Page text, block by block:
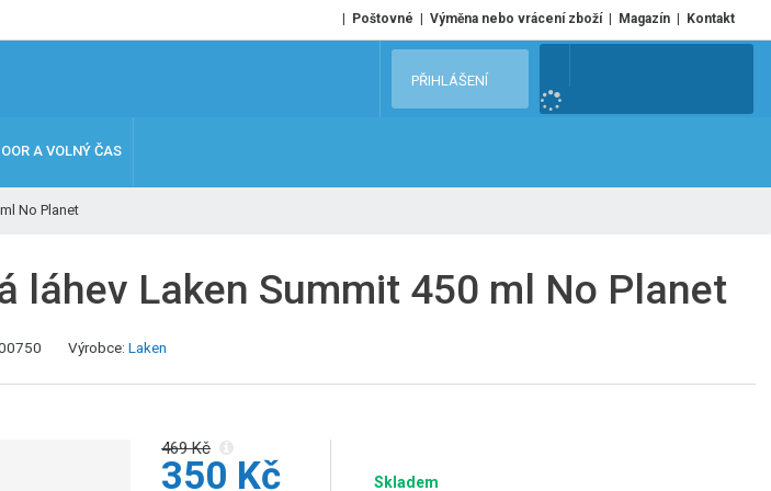
Poštovné Výměna nebo vrácení zboží Magazín Kontakt
e
PŘIHLÁŠENÍ
A VOLNÝ ČAS
No Planet
láhev Laken Summit 450 ml No Planet
K
Výrobce: Laken
469 Kč
350 Kč Skladem